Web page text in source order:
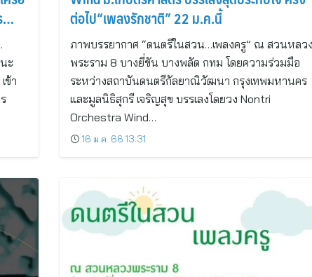
ะ
ข้า
ต่อไป“เพลงรักชาติ” 22 ม.ค.นี้
ภาพบรรยากาศ “ดนตรีในสวน…เพลงครู” ณ สวนหลวง
พระราม 8 บางยี่ขัน บางพลัด กทม โดยความร่วมมือ
ระหว่างสถาบันดนตรีกัลยาณิวัฒนา กรุงเทพมหานคร
และมูลนิธิสุกรี เจริญสุข บรรเลงโดยวง Nontri
Orchestra Wind…
16 ม.ค. 66 13:31